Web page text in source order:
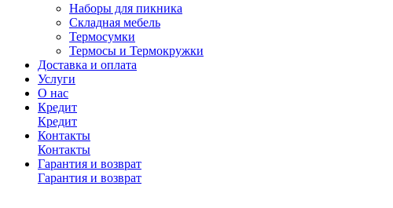
Наборы для пикника
Складная мебель
Термосумки
Термосы и Термокружки
Доставка и оплата
Услуги
О нас
Кредит
Кредит
Контакты
Контакты
Гарантия и возврат
Гарантия и возврат